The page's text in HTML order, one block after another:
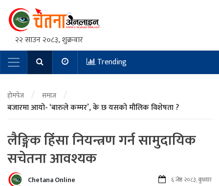
२२ साउन २०८३, शुक्रवार
Main NavigationTrending
होमपेज / समाज /
बजारमा आयो- ‘बारुले कम्मर’, के छ यसको मौलिक विशेषता ?
लैङ्गिक हिंसा नियन्त्रण गर्न सामुदायिक
सचेतना आवश्यक
Chetana Online ६ जेष्ठ २०८३, बुधवार